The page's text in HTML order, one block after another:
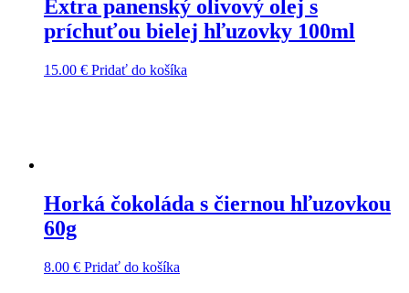
Extra panenský olivový olej s
príchuťou bielej hľuzovky 100ml
15.00 € Pridať do košíka
Horká čokoláda s čiernou hľuzovkou
60g
8.00 € Pridať do košíka